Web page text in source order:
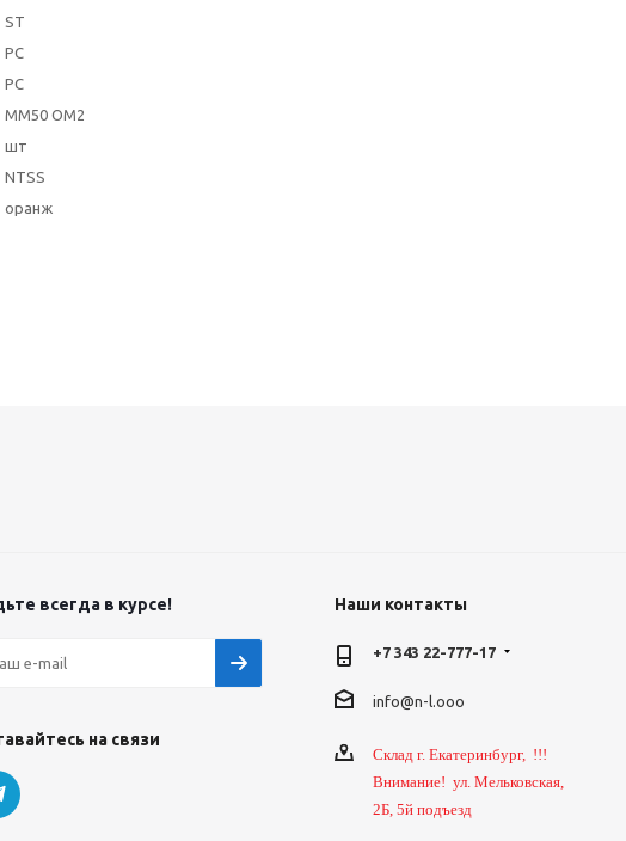
ST
PC
PC
MM50 OM2
шт
NTSS
оранж
всегда в курсе!
на связи
Наши контакты
+7 343 22-777-17
info@n-l.ooo
Склад г. Екатеринбург, !!!
Внимание! ул. Мельковская,
2Б, 5й подъезд